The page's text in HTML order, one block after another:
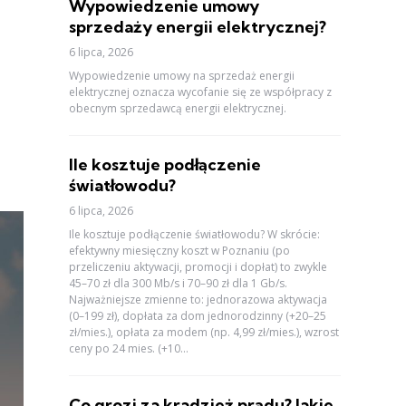
Wypowiedzenie umowy
sprzedaży energii elektrycznej?
6 lipca, 2026
Wypowiedzenie umowy na sprzedaż energii
elektrycznej oznacza wycofanie się ze współpracy z
obecnym sprzedawcą energii elektrycznej.
Ile kosztuje podłączenie
światłowodu?
6 lipca, 2026
Ile kosztuje podłączenie światłowodu? W skrócie:
efektywny miesięczny koszt w Poznaniu (po
przeliczeniu aktywacji, promocji i dopłat) to zwykle
45–70 zł dla 300 Mb/s i 70–90 zł dla 1 Gb/s.
Najważniejsze zmienne to: jednorazowa aktywacja
(0–199 zł), dopłata za dom jednorodzinny (+20–25
zł/mies.), opłata za modem (np. 4,99 zł/mies.), wzrost
ceny po 24 mies. (+10...